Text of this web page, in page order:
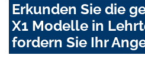
Erkunden Sie die
X1 Modelle in
fordern Sie Ihr